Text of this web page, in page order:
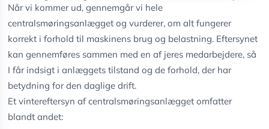
Når vi kommer ud, gennemgår vi hele
centralsmøringsanlægget og vurderer, om alt fungerer
korrekt i forhold til maskinens brug og belastning. Eftersynet
kan gennemføres sammen med en af jeres medarbejdere, så
I får indsigt i anlæggets tilstand og de forhold, der har
betydning for den daglige drift.
Et vintereftersyn af centralsmøringsanlægget omfatter
blandt andet: